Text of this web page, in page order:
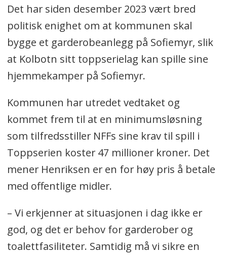
Det har siden desember 2023 vært bred
politisk enighet om at kommunen skal
bygge et garderobeanlegg på Sofiemyr, slik
at Kolbotn sitt toppserielag kan spille sine
hjemmekamper på Sofiemyr.
Kommunen har utredet vedtaket og
kommet frem til at en minimumsløsning
som tilfredsstiller NFFs sine krav til spill i
Toppserien koster 47 millioner kroner. Det
mener Henriksen er en for høy pris å betale
med offentlige midler.
– Vi erkjenner at situasjonen i dag ikke er
god, og det er behov for garderober og
toalettfasiliteter. Samtidig må vi sikre en